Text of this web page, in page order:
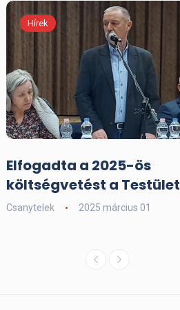
Hírek
Elfogadta a 2025-ös
költségvetést a Testület
Csanytelek 2025 március 01